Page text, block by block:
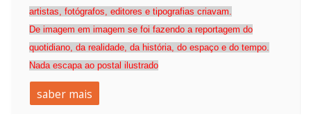
artistas, fotógrafos, editores e tipografias criavam.
De imagem em imagem se foi fazendo a reportagem do
quotidiano, da realidade, da história, do espaço e do tempo.
Nada escapa ao postal ilustrado
saber mais